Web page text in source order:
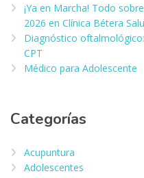
¡Ya en Marcha! Todo
2026 en Clínica Bétera
Diagnóstico
CPT
Médico para Adolescente
Categorías
Acupuntura
Adolescentes